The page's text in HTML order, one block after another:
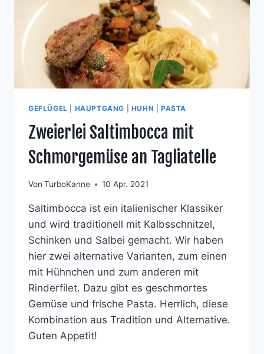
GEFLÜGEL HAUPTGANG HUHN PASTA
Zweierlei Saltimbocca mit
Schmorgemüse an Tagliatelle
Von TurboKanne 10 Apr. 2021
Saltimbocca ist ein italienischer Klassiker
und wird traditionell mit Kalbsschnitzel,
Schinken und Salbei gemacht. Wir haben
hier zwei alternative Varianten, zum einen
mit Hühnchen und zum anderen mit
Rinderfilet. Dazu gibt es geschmortes
Gemüse und frische Pasta. Herrlich, diese
Kombination aus Tradition und Alternative.
Guten Appetit!